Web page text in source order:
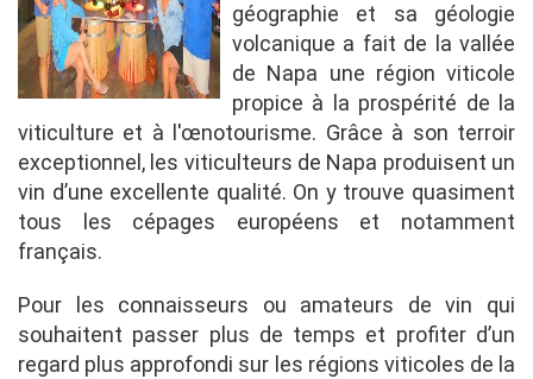
géographie et sa géologie
volcanique a fait de la vallée
de Napa une région viticole
propice à la prospérité de la
viticulture et à l'œnotourisme. Grâce à son terroir
exceptionnel, les viticulteurs de Napa produisent un
vin d’une excellente qualité. On y trouve quasiment
tous les cépages européens et notamment
français.
Pour les connaisseurs ou amateurs de vin qui
souhaitent passer plus de temps et profiter d’un
regard plus approfondi sur les régions viticoles de la